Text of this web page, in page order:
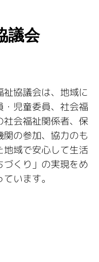
議会
協議会は、地域に
児童委員、社会福
会福祉関係者、保
の参加、協力のも
地域で安心して生活
づくり」の実現をめ
います。